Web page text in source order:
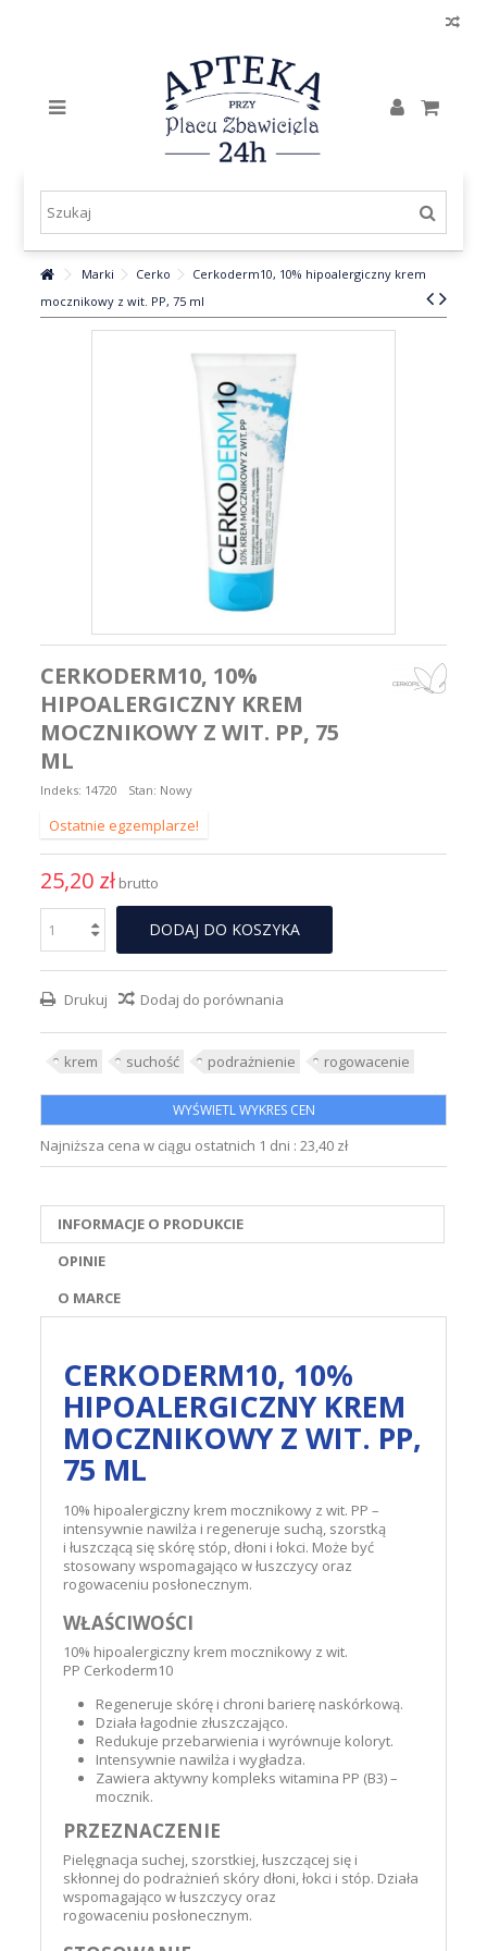
Marki Cerko
Cerkoderm10, 10% hipoalergiczny krem
mocznikowy z wit. PP, 75 ml
CERKODERM10, 10%
HIPOALERGICZNY KREM
MOCZNIKOWY Z WIT. PP, 75
ML
Indeks: 14720 Stan: Nowy
Ostatnie egzemplarze!
25,20 zł brutto
DODAJ DO KOSZYKA
Drukuj Dodaj do porównania
krem suchość podrażnienie rogowacenie
WYŚWIETL WYKRES CEN
Najniższa cena w ciągu ostatnich 1 dni : 23,40 zł
INFORMACJE O PRODUKCIE
OPINIE
O MARCE
CERKODERM10, 10%
HIPOALERGICZNY KREM
MOCZNIKOWY Z WIT. PP,
75 ML
10% hipoalergiczny krem mocznikowy z wit. PP –
intensywnie nawilża i regeneruje suchą, szorstką
i łuszczącą się skórę stóp, dłoni i łokci. Może być
stosowany wspomagająco w łuszczycy oraz
rogowaceniu posłonecznym.
WŁAŚCIWOŚCI
10% hipoalergiczny krem mocznikowy z wit.
PP Cerkoderm10
Regeneruje skórę i chroni barierę naskórkową.
Działa łagodnie złuszczająco.
Redukuje przebarwienia i wyrównuje koloryt.
Intensywnie nawilża i wygładza.
Zawiera aktywny kompleks witamina PP (B3) –
mocznik.
PRZEZNACZENIE
Pielęgnacja suchej, szorstkiej, łuszczącej się i
skłonnej do podrażnień skóry dłoni, łokci i stóp. Działa
wspomagająco w łuszczycy oraz
rogowaceniu posłonecznym.